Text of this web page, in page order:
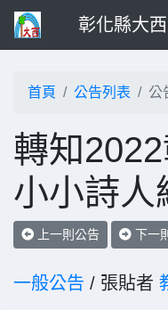
彰化縣大
首頁 公告列表 公
轉知
小小詩人
上一則公告 下一
一般公告 / 張貼者